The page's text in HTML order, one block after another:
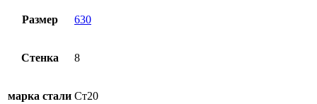
Размер 630
Стенка 8
марка стали Ст20